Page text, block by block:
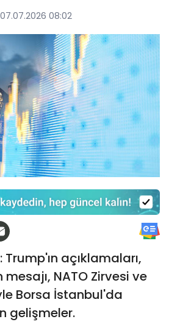
07.07.2026 08:02
Trump'ın açıklamaları,
NATO Zirvesi ve
Borsa İstanbul'da
gelişmeler.